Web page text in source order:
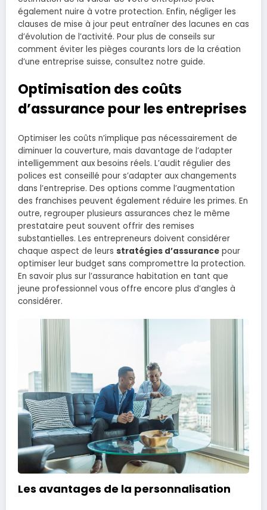
également nuire à votre protection. Enfin, négliger les
clauses de mise à jour peut entraîner des lacunes en cas
d’évolution de l’activité. Pour plus de conseils sur
comment éviter les pièges courants lors de la création
d’une entreprise suisse, consultez notre guide.
Optimisation des coûts
d’assurance pour les entreprises
Optimiser les coûts n’implique pas nécessairement de
diminuer la couverture, mais davantage de l’adapter
intelligemment aux besoins réels. L’audit régulier des
polices est conseillé pour s’adapter aux changements
dans l’entreprise. Des options comme l’augmentation
des franchises peuvent également réduire les primes. En
outre, regrouper plusieurs assurances chez le même
prestataire peut souvent offrir des remises
substantielles. Les entrepreneurs doivent considérer
chaque aspect de leurs stratégies d’assurance pour
optimiser leur budget sans compromettre la protection.
En savoir plus sur l’assurance habitation en tant que
jeune professionnel vous offre encore plus d’angles à
considérer.
Les avantages de la personnalisation